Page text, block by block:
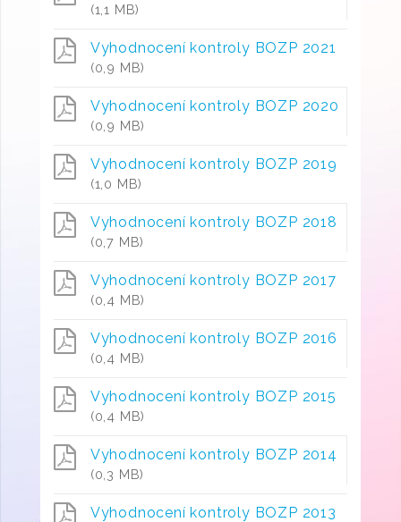
(1,1 MB)
Vyhodnocení kontroly BOZP 2021
(0,9 MB)
Vyhodnocení kontroly BOZP 2020
(0,9 MB)
Vyhodnocení kontroly BOZP 2019
(1,0 MB)
Vyhodnocení kontroly BOZP 2018
(0,7 MB)
Vyhodnocení kontroly BOZP 2017
(0,4 MB)
Vyhodnocení kontroly BOZP 2016
(0,4 MB)
Vyhodnocení kontroly BOZP 2015
(0,4 MB)
Vyhodnocení kontroly BOZP 2014
(0,3 MB)
Vyhodnocení kontroly BOZP 2013